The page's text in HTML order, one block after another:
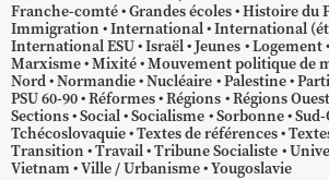
Franche-comté Grandes écoles Histoire du
Immigration International International
International ESU Israël Jeunes Logement
Marxisme Mixité Mouvement politique de
Nord Normandie Nucléaire Palestine Parti
PSU 60-90 Réformes Régions Régions Ouest
Sections Social Socialisme Sorbonne
Tchécoslovaquie Textes de références
Transition Travail Tribune Socialiste
Vietnam Ville / Urbanisme Yougoslavie